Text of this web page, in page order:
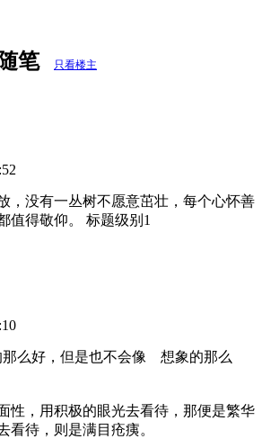
笔 只看楼主
，没有一丛树不愿意茁壮，每个心怀善
值得敬仰。 标题级别1
么好，但是也不会像 想象的那么
性，用积极的眼光去看待，那便是繁华
看待，则是满目疮痍。